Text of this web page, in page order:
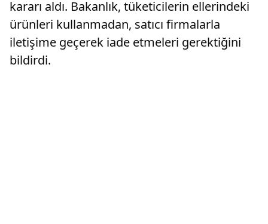
kararı aldı. Bakanlık, tüketicilerin ellerindeki
ürünleri kullanmadan, satıcı firmalarla
iletişime geçerek iade etmeleri gerektiğini
bildirdi.